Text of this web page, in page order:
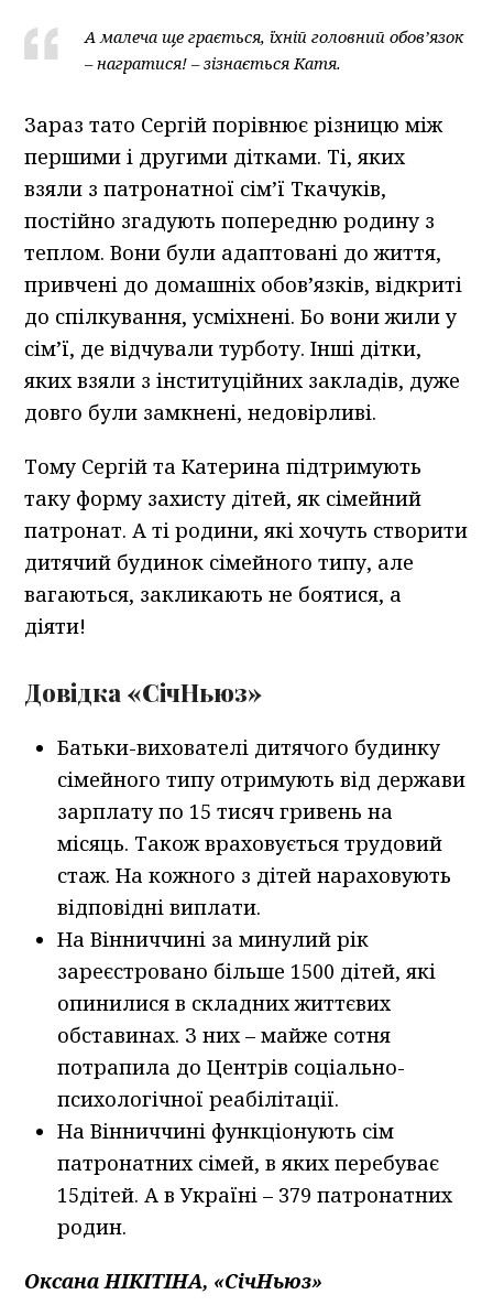
А малеча ще грається, їхній головний обов’язок
– награтися! – зізнається Катя.
Зараз тато Сергій порівнює різницю між
першими і другими дітками. Ті, яких
взяли з патронатної сім’ї Ткачуків,
постійно згадують попередню родину з
теплом. Вони були адаптовані до життя,
привчені до домашніх обов’язків, відкриті
до спілкування, усміхнені. Бо вони жили у
сім’ї, де відчували турботу. Інші дітки,
яких взяли з інституційних закладів, дуже
довго були замкнені, недовірливі.
Тому Сергій та Катерина підтримують
таку форму захисту дітей, як сімейний
патронат. А ті родини, які хочуть створити
дитячий будинок сімейного типу, але
вагаються, закликають не боятися, а
діяти!
Довідка «СічНьюз»
Батьки-вихователі дитячого будинку
сімейного типу отримують від держави
зарплату по 15 тисяч гривень на
місяць. Також враховується трудовий
стаж. На кожного з дітей нараховують
відповідні виплати.
На Вінниччині за минулий рік
зареєстровано більше 1500 дітей, які
опинилися в складних життєвих
обставинах. З них – майже сотня
потрапила до Центрів соціально-
психологічної реабілітації.
На Вінниччині функціонують сім
патронатних сімей, в яких перебуває
15дітей. А в Україні – 379 патронатних
родин.
Оксана НІКІТІНА, «СічНьюз»